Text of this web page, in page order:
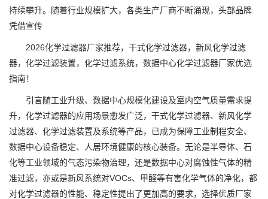
持续攀升。随着行业规模扩大，各类生产厂商不断涌现，头部品牌
凭借宣传
2026化学过滤器厂家推荐，干式化学过滤器，新风化学过滤
器，化学过滤装置，化学过滤系统，数据中心化学过滤器厂家优选
指南！
引言随工业升级、数据中心规模化建设及室内空气质量需求提
升，化学过滤器的应用场景愈发广泛，干式化学过滤器、新风化学
过滤器、化学过滤装置及系统等产品，已成为保障工业制程安全、
数据中心设备稳定、人居环境健康的核心装备。无论是半导体、石
化等工业领域的气态污染物治理，还是数据中心对腐蚀性气体的精
准过滤，亦或是新风系统对VOCs、甲醛等有害化学气体的净化，都
对化学过滤器的性能、稳定性提出了更加高的要求，选择优质厂家